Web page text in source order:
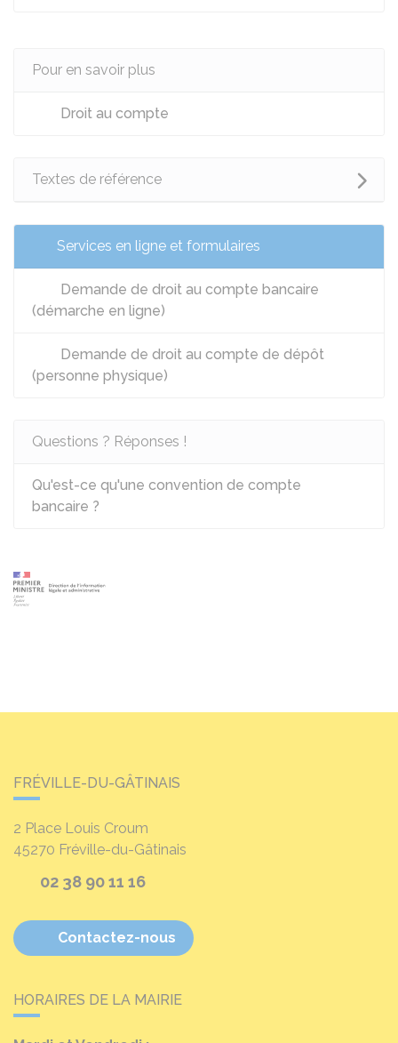
Pour en savoir plus
Droit au compte
Textes de référence
Services en ligne et formulaires
Demande de droit au compte bancaire
(démarche en ligne)
Demande de droit au compte de dépôt
(personne physique)
Questions ? Réponses !
Qu'est-ce qu'une convention de compte
bancaire ?
FRÉVILLE-DU-GÂTINAIS
2 Place Louis Croum
45270 Fréville-du-Gâtinais
02 38 90 11 16
Contactez-nous
HORAIRES DE LA MAIRIE